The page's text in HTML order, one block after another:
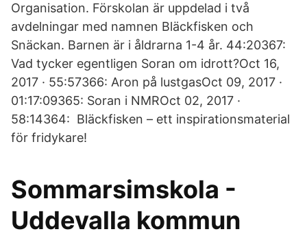
Organisation. Förskolan är uppdelad i två
avdelningar med namnen Bläckfisken och
Snäckan. Barnen är i åldrarna 1-4 år. 44:20367:
Vad tycker egentligen Soran om idrott?Oct 16,
2017 · 55:57366: Aron på lustgasOct 09, 2017 ·
01:17:09365: Soran i NMROct 02, 2017 ·
58:14364: Bläckfisken – ett inspirationsmaterial
för fridykare!
Sommarsimskola -
Uddevalla kommun